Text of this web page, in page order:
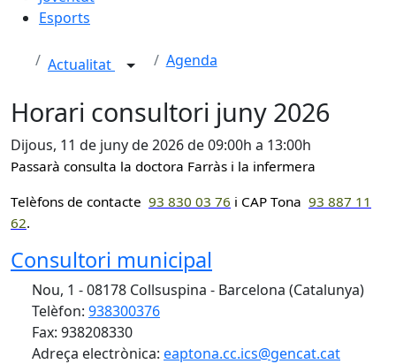
Esports
Actualitat Agenda
Horari consultori juny 2026
Dijous, 11 de juny de 2026 de 09:00h a 13:00h
Passarà consulta la doctora Farràs i la infermera
Telèfons de contacte 93 830 03 76 i CAP Tona 93 887 11
62.
Consultori municipal
Nou, 1 - 08178 Collsuspina - Barcelona (Catalunya)
Telèfon: 938300376
Fax: 938208330
Adreça electrònica: eaptona.cc.ics@gencat.cat